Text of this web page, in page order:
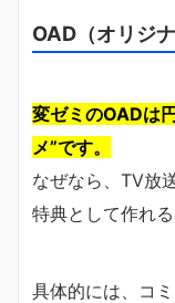
OAD（オリジ
変ゼミのOADは
メ”です。
なぜなら、TV放
特典として作れる
具体的には、コ